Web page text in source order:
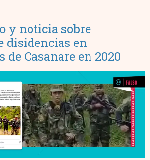
y noticia sobre
disidencias en
de Casanare en 2020